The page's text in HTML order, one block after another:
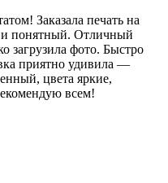
Заказала печать на
и понятный. Отличный
загрузила фото. Быстро
приятно удивила —
цвета яркие,
всем!